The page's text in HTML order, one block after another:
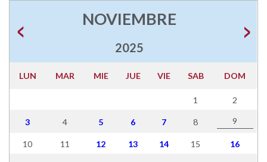
NOVIEMBRE
2025
LUN MAR MIE JUE VIE SAB DOM
1 2
3 4 5 6 7 8 9
10 11 12 13 14 15 16